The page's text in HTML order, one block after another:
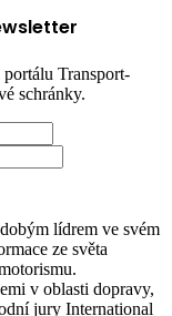
Transport-
schránky.
lídrem ve svém
ze světa
v oblasti dopravy,
jury International